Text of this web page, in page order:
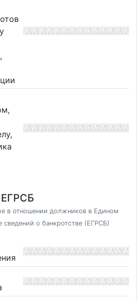
в отношении должников в Едином
сведений о банкротстве (ЕГРСБ)